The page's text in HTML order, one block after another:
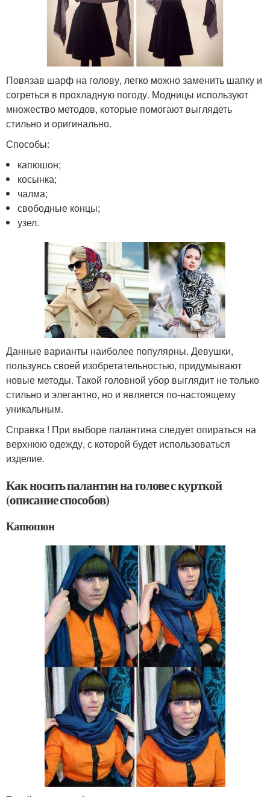
Повязав шарф на голову, легко можно заменить шапку и
согреться в прохладную погоду. Модницы используют
множество методов, которые помогают выглядеть
стильно и оригинально.
Способы:
капюшон;
косынка;
чалма;
свободные концы;
узел.
Данные варианты наиболее популярны. Девушки,
пользуясь своей изобретательностью, придумывают
новые методы. Такой головной убор выглядит не только
стильно и элегантно, но и является по-настоящему
уникальным.
Справка ! При выборе палантина следует опираться на
верхнюю одежду, с которой будет использоваться
изделие.
Как носить палантин на голове с курткой
(описание способов)
Капюшон